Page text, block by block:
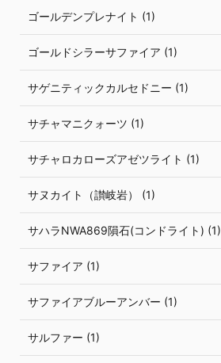
ゴールデンプレナイト (1)
ゴールドシラーサファイア (1)
サゲニティックカルセドニー (1)
サチャマニクォーツ (1)
サチャロカローズアゼツライト (1)
サヌカイト（讃岐岩） (1)
サハラNWA869隕石(コンドライト) (1)
サファイア (1)
サファイアブルーアンバー (1)
サルファー (1)